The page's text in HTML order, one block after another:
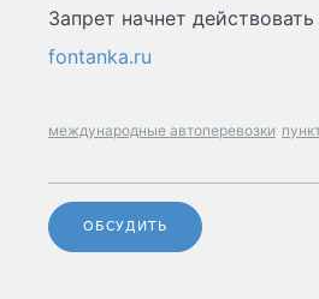
Запрет начнет
fontanka.ru
международные автоперевозки
ОБСУДИТЬ